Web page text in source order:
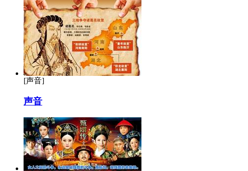
[声音]
声音